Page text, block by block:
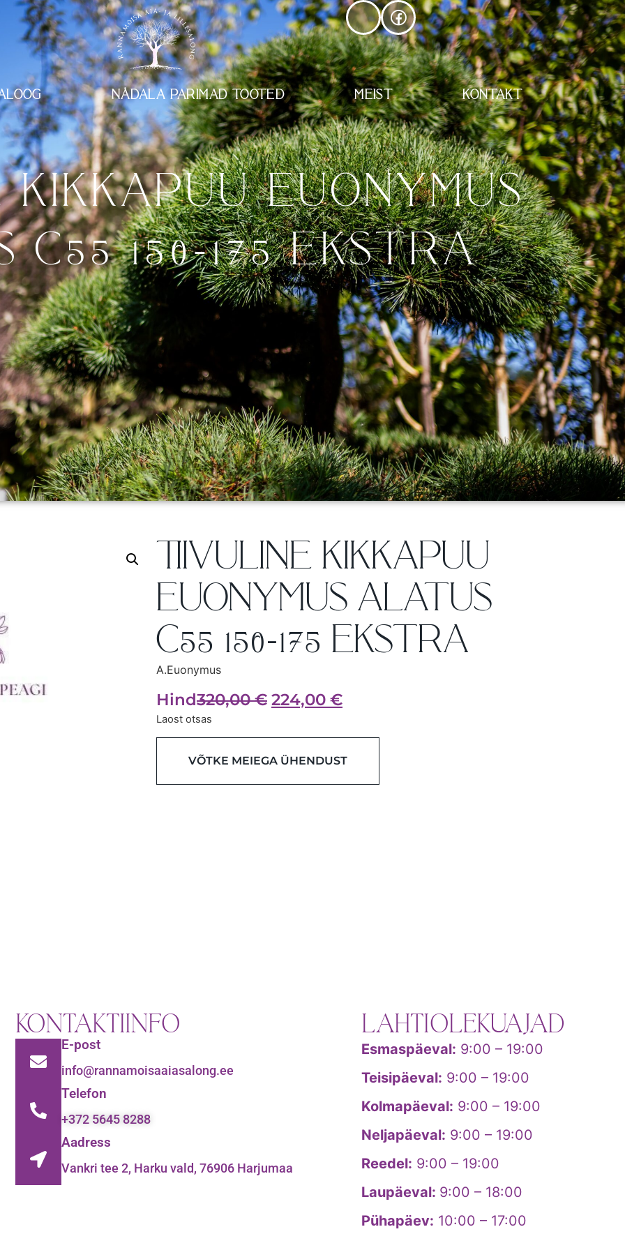
NÄDALA PARIMAD TOOTED MEIST KONTAKT
KIKKAPUU EUONYMUS
C55 150-175 EKSTRA
TIIVULINE KIKKAPUU
EUONYMUS ALATUS
C55 150-175 EKSTRA
A.Euonymus
Hind320,00€ 224,00 €
Laost otsas
VÕTKE MEIEGA ÜHENDUST
KONTAKTIINFO
E-post
info@rannamoisaaiasalong.ee
Telefon
+372 5645 8288
Aadress
Vankri tee 2, Harku vald, 76906 Harjumaa
LAHTIOLEKUAJAD
Esmaspäeval: 9:00 – 19:00
Teisipäeval: 9:00 – 19:00
Kolmapäeval: 9:00 – 19:00
Neljapäeval: 9:00 – 19:00
Reedel: 9:00 – 19:00
Laupäeval: 9:00 – 18:00
Pühapäev: 10:00 – 17:00